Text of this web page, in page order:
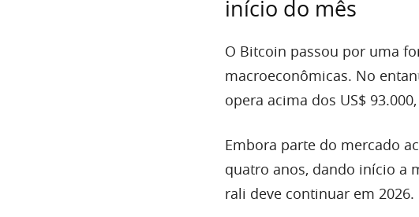
início do mês
O Bitcoin passou por uma
macroeconômicas. No
opera acima dos US$
Embora parte do mercado
quatro anos, dando início a
rali deve continuar em 2026.